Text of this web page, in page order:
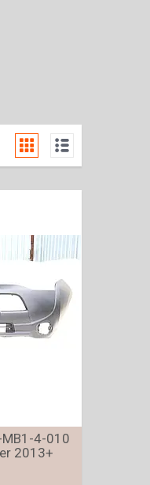
MB1-4-010
2013+